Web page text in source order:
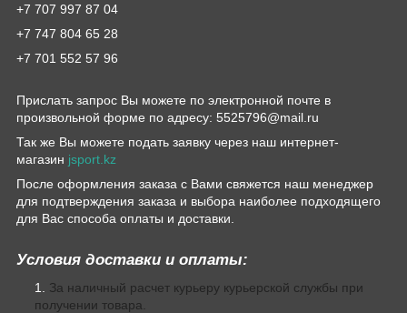
+7 707 997 87 04
+7 747 804 65 28
+7 701 552 57 96
Прислать запрос Вы можете по электронной почте в
произвольной форме по адресу: 5525796@mail.ru
Так же Вы можете подать заявку через наш интернет-
магазин jsport.kz
После оформления заказа с Вами свяжется наш менеджер
для подтверждения заказа и выбора наиболее подходящего
для Вас способа оплаты и доставки.
Условия доставки и оплаты:
За наличный расчет курьеру курьерской службы при
получении товара.